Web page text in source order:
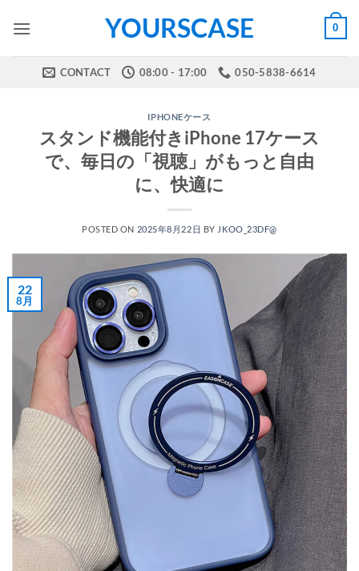
YOURSCASE 0
CONTACT 08:00 - 17:00 050-5838-6614
IPHONEケース
スタンド機能付きiPhone 17ケース
で、毎日の「視聴」がもっと自由
に、快適に
POSTED ON 2025年8月22日 BY JKOO_23DF@
22
8月